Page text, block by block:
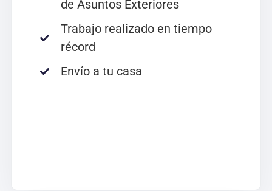
de Asuntos Exteriores
Trabajo realizado en tiempo
récord
Envío a tu casa